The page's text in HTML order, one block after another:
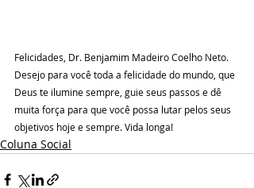
Felicidades, Dr. Benjamim Madeiro Coelho Neto.
Desejo para você toda a felicidade do mundo, que
Deus te ilumine sempre, guie seus passos e dê
muita força para que você possa lutar pelos seus
objetivos hoje e sempre. Vida longa!
Coluna Social